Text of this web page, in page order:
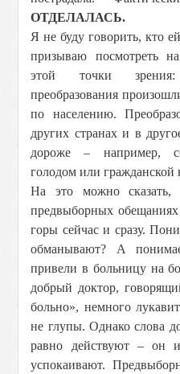
ОТДЕЛАЛАСЬ.
Я не буду говорить, кто
призываю посмотреть
этой точки зрения:
преобразования
по населению.
других странах и в
дороже – например,
голодом или гражданской
На это можно
предвыборных
горы сейчас и сразу.
обманывают? А
привели в больницу на
добрый доктор,
больно», немного
не глупы. Однако слова
равно действуют – он
успокаивают.